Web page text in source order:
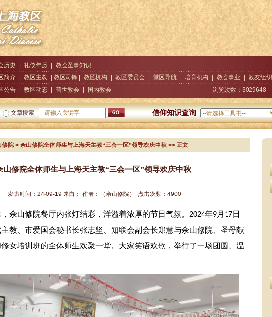
历史 礼仪年历 教会圣事知识
简介 教区主教 | 教区司铎 | 教区机构 教区委员会 堂区导航 培育机构 教会事业 教友组织
公告 教区动态 普世教会 国内教会 浏览次数： 3029648
文章搜索 信仰知识查询
修院> 佘山修院全体师生与上海天主教“三会一区”领导欢庆中秋>> 正文
山修院全体师生与上海天主教“三会一区”领导欢庆中秋
发表时间： 24-09-19 来自： 作者： （佘山修院） 点击次数： 4900
佘山修院餐厅内张灯结彩，洋溢着浓厚的节日气氛。 2024年9月 17日
教、市爱国会秘书长张志坚、知联会副会长郑慧与佘山修院、圣母献
女培训班的全体师生欢聚一堂。大家笑语欢歌，举行了一场团圆、温